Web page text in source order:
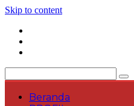
Skip to content
Beranda